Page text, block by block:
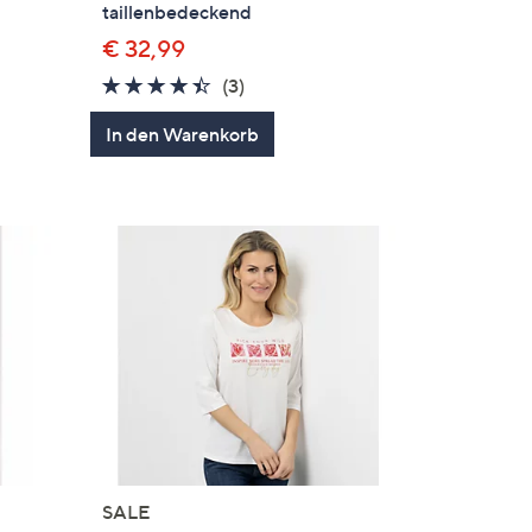
taillenbedeckend
€ 32,99
4.3
von
5
(3)
Bewertungen
In den Warenkorb
SALE